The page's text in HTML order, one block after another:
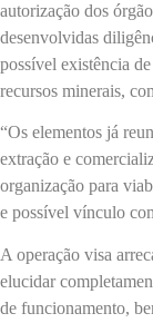
autorização dos
desenvolvidas
possível existência
recursos minerais,
“Os elementos já
extração e
organização para
e possível vínculo
A operação visa
elucidar
de funcionamento,